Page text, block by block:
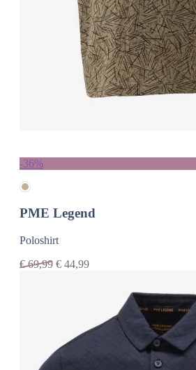
-36%
PME Legend
Poloshirt
€69,99 € 44,99